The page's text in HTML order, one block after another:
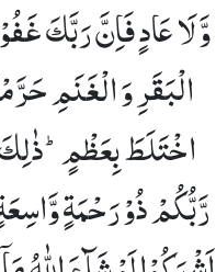
وَّ لَا عَادٍ فَاِنَّ رَبَّكَ
الْبَقَرِ وَ الْغَنَمِ
اخْتَلَطَ بِعَظْمٍؕ-ذٰلِكَ
رَّبُّكُمْ ذُوْ رَحْمَةٍ